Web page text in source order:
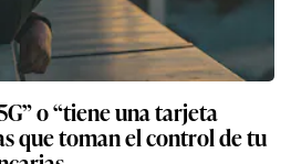
o “tiene una tarjeta
que toman el control de tu